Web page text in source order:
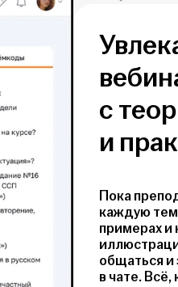
с
и
Пока
каждую
примерах и
общаться и
в чате. Всё,